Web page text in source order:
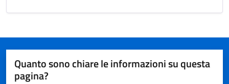
Quanto sono chiare le informazioni su questa
pagina?